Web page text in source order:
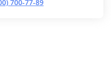
700-77-89